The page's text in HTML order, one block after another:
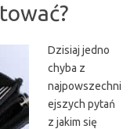
Dzisiaj jedno
chyba z
najpowszechni
ejszych pytań
z jakim się